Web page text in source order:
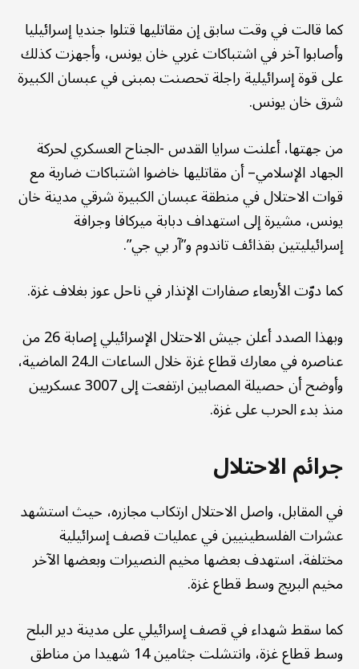
كما قالت في وقت سابق إن مقاتليها قتلوا جنديا إسرائيليا
وأصابوا آخر في اشتباكات غربي خان يونس، وأجهزت كذلك
على قوة إسرائيلية راجلة تحصنت بمبنى في عبسان الكبيرة
شرق خان يونس.
من جهتها، أعلنت سرايا القدس -الجناح العسكري لحركة
الجهاد الإسلامي– أن مقاتليها خاضوا اشتباكات ضارية مع
قوات الاحتلال في منطقة عبسان الكبيرة شرقي مدينة خان
يونس، مشيرة إلى استهداف دبابة ميركافا وجرافة
إسرائيليتين بقذائف تاندوم و”آر بي جي”.
كما دوّت الأربعاء صفارات الإنذار في ناحل عوز بغلاف غزة.
وبهذا الصدد أعلن جيش الاحتلال الإسرائيلي إصابة 26 من
عناصره في معارك قطاع غزة خلال الساعات الـ24 الماضية،
وأوضح أن حصيلة المصابين ارتفعت إلى 3007 عسكريين
منذ بدء الحرب على غزة.
جرائم الاحتلال
في المقابل، واصل الاحتلال ارتكاب مجازره، حيث استشهد
عشرات الفلسطينيين في عمليات قصف إسرائيلية
مختلفة، استهدف بعضها مخيم النصيرات وبعضها الآخر
مخيم البريج وسط قطاع غزة.
كما سقط شهداء في قصف إسرائيلي على مدينة دير البلح
وسط قطاع غزة، وانتشلت جثامين 14 شهيدا من مناطق